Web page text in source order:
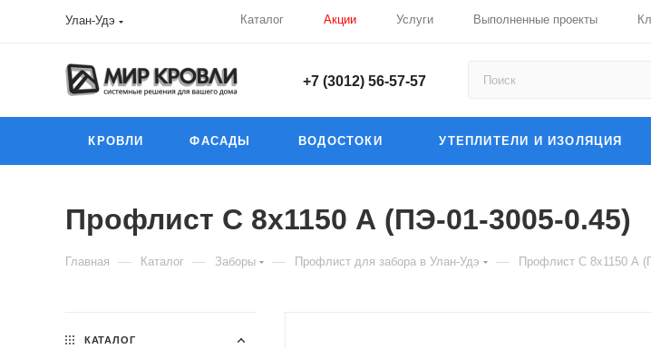
Улан-Удэ Каталог Акции Услуги Выполненные проекты
+7 (3012) 56-57-57
КРОВЛИ ФАСАДЫ ВОДОСТОКИ УТЕПЛИТЕЛИ И ИЗОЛЯЦИЯ
Профлист С 8х1150 А (ПЭ-01-3005-0.45)
Главная — Каталог — Заборы — Профлист для забора в Улан-Удэ — Профлист С 8х1150 А
КАТАЛОГ